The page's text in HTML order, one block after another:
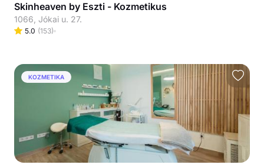
Skinheaven by Eszti - Kozmetikus
1066, Jókai u. 27.
5.0 (153)
KOZMETIKA